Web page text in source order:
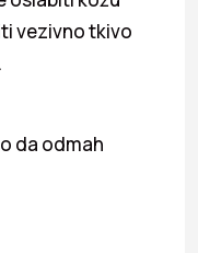
vezivno tkivo
da odmah